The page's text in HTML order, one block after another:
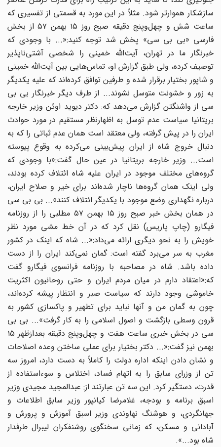
سازشکار هموارتر شود. مثلاً در این مورد به قسمتی از تفسیری که
ساعت شش‌ و چهل‌وپنج دقیقه صبح روز ۱۵ بهمن ۵۷ از بخش
فارسی «بی بی سی» پخش شد توجه کنید:«... با وجودی که
خبرنگار ما در تهران، آیت‌الله خمینی را شخصی آشتی‌ناپذیر
توصیف کرده، ولی طبق گزارش او، تماس‌هایی بین آیت‌الله خمینی
و شاپور بختیار برقرار شده و طرفین توافق کرده‌اند که علیه یکدیگر
به زور و خشونت متوسل نشوند... از طرف دیگر خبرنگار بی بی
سی از واشنگتن گزارش می‌دهد که: دکتر دیوید اوئن وزیر خارجه
بریتانیا سیاست عدم توسل به اظهارنظر مستقیم در مورد حوادث
ایران را در پیش گرفته، ولی معتقد است همان عدم ثباتی را که به
دنبال خروج شاه از ایران پیش‌بینی می‌کرده به وقوع پیوسته
است... وزیر خارجه بریتانیا در عین حال گفت:«با وجودی که
گروه‌های مختلف موجود در ایران علیه شاه ائتلاف کرده بودند،
ولی اینک همان گروه‌ها ناچار شده‌اند برای خیر و صلاح ایران،
درباره نگهداری وضع موجود با یکدیگر ائتلاف کنند»... بی بی سی
در همان بخش خبر صبح روز ۱۵ بهمن ۵۷ مطلبی را از روزنامه
فیگارو (چاپ پاریس) نقل کرد که در آن خط مشی مورد نظر
خویش را به نحو دیگری ارائه می‌داد:«... شاه که اینک در کشور
مغرب به سر می‌برد گفته است: گمان نمی‌کند ایران را از دست
داده باشد. شاه در مصاحبه با روزنامه فرانسوی فیگارو گفت
که:«اعتقاد دارم در میان مردم ایران و حتی روحانیون اکثریت
خاموشی وجود دارند که سیاست صبر و انتظار پیشه کرده‌اند،
چون به گمان من و آنها نباید برای تطهیر و پاکسازی کشور به
قرون وسطی بازگشت و اصول اسلامی را به کار گرفت»... بی بی
سی در بخش خبری ساعت هفت و چهل‌وپنج دقیقه بعدازظهر ۱۵
بهمن نیز گفت:«... دکتر بختیار برای عملی ساختن وعده اصلاحات
و نشان دادن اینکه اداره دولت را کاملاً به دست دارد، امروز سه
تن از وزرای سابق را به اتهام فساد، اختلاس و سوءاستفاده از
قدرت، دستگیر کرد. این سه تن عبارتند از: عبدالمجید مجیدی وزیر
اسبق برنامه و بودجه، غلامرضا کیانپور وزیر سابق اطلاعات و
جهانگردی، و هوشنگ نهاوندی وزیر اسبق آموزش و پرورش و
آبادانی و مسکن، که زمانی سخنگوی روشنفکران لیبرال طرفدار
شاه بود...».